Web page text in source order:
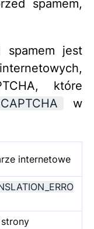
spamem,
spamem jest
które
w
internetowe